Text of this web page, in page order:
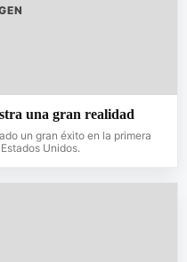
una gran realidad
un gran éxito en la primera
Unidos.